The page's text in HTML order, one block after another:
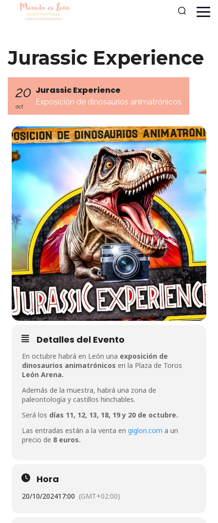
Jurassic Experience
20
oct
Jurassic Experience
Exposición de dinosaurios animatrónicos
Detalles del Evento
En octubre habrá en León una exposición de
dinosaurios animatrónicos en la Plaza de Toros
León Arena.
Además de la muestra, habrá una zona de
paleontología y castillos hinchables.
Será los días 11, 12, 13, 18, 19 y 20 de octubre.
Las entradas están a la venta en giglon.com a un
precio de 8 euros.
Hora
20/10/202417:00 (GMT+02:00)